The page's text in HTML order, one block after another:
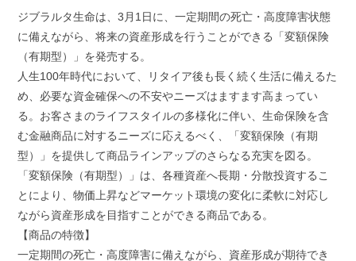
c
e
o
k
i
t
r
n
e
a
i
ジブラルタ生命は、3月1日に、一定期間の死亡・高度障害状態
に備えながら、将来の資産形成を行うことができる「変額保険
（有期型）」を発売する。
人生100年時代において、リタイア後も長く続く生活に備えるた
め、必要な資金確保への不安やニーズはますます高まってい
る。お客さまのライフスタイルの多様化に伴い、生命保険を含
む金融商品に対するニーズに応えるべく、「変額保険（有期
型）」を提供して商品ラインアップのさらなる充実を図る。
「変額保険（有期型）」は、各種資産へ長期・分散投資するこ
とにより、物価上昇などマーケット環境の変化に柔軟に対応し
ながら資産形成を目指すことができる商品である。
【商品の特徴】
一定期間の死亡・高度障害に備えながら、資産形成が期待でき